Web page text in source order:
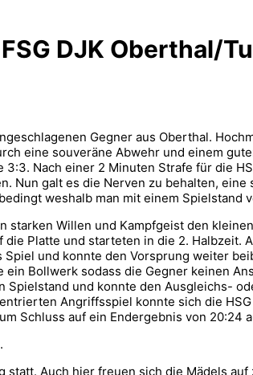
DJK Oberthal/
Gegner aus Oberthal.
eine souveräne Abwehr und einem
Nach einer 2 Minuten Strafe für die
Nun galt es die Nerven zu behalten, eine
weshalb man mit einem Spielstand
Willen und Kampfgeist den
Platte und starteten in die 2. Halbzeit.
und konnte den Vorsprung weiter
Bollwerk sodass die Gegner keinen
und konnte den Ausgleichs-
Angriffsspiel konnte sich die
Schluss auf ein Endergebnis von 20:24
statt. Auch hier freuen sich die Mädels